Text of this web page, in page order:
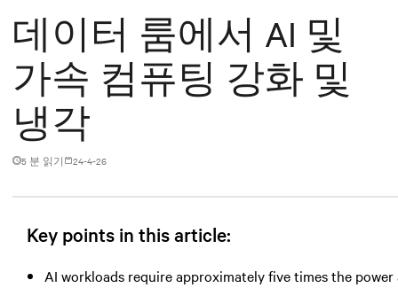
데이터 룸에서 AI 및
가속 컴퓨팅 강화 및
냉각
5 분 읽기 24-4-26
Key points in this article:
AI workloads require approximately five times the